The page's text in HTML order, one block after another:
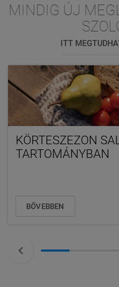
MINDIG ÚJ
ITT
KÖRTESZEZON
TARTOMÁNYBAN
BŐVEBBEN